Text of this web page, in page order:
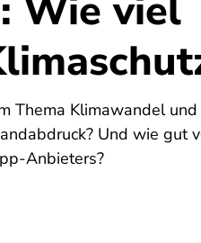
Wie viel
Thema Klimawandel und
Und wie gut
Anbieters?